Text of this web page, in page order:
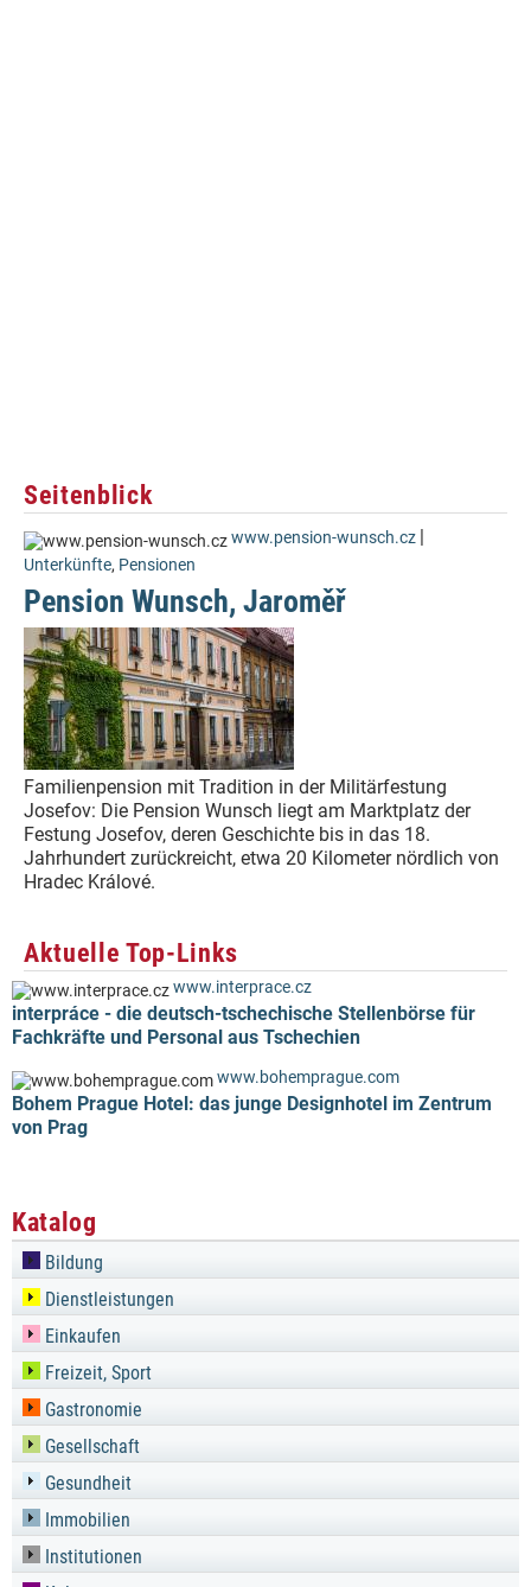
Seitenblick
www.pension-wunsch.cz |
Unterkünfte, Pensionen
Pension Wunsch, Jaroměř
Familienpension mit Tradition in der Militärfestung
Josefov: Die Pension Wunsch liegt am Marktplatz der
Festung Josefov, deren Geschichte bis in das 18.
Jahrhundert zurückreicht, etwa 20 Kilometer nördlich von
Hradec Králové.
Aktuelle Top-Links
www.interprace.cz
interpráce - die deutsch-tschechische Stellenbörse für
Fachkräfte und Personal aus Tschechien
www.bohemprague.com
Bohem Prague Hotel: das junge Designhotel im Zentrum
von Prag
Katalog
Bildung
Dienstleistungen
Einkaufen
Freizeit, Sport
Gastronomie
Gesellschaft
Gesundheit
Immobilien
Institutionen